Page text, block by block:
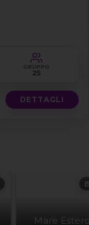
GRUPPO
25
DETTAGLI
Mare